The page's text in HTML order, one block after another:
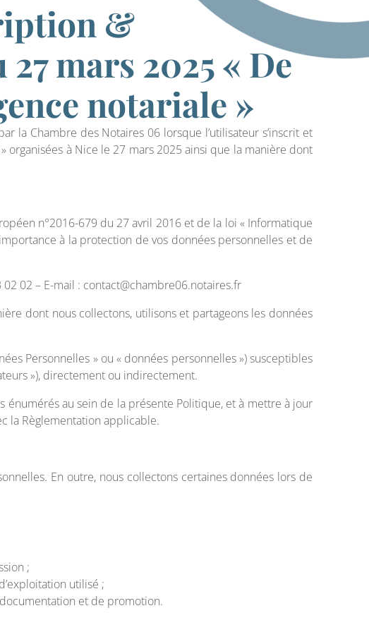
&
mars 2025 « De
notariale »
Chambre des Notaires 06 lorsque l’utilisateur s’inscrit et
organisées à Nice le 27 mars 2025 ainsi que la manière dont
n°2016-679 du 27 avril 2016 et de la loi « Informatique
à la protection de vos données personnelles et de
02 – E-mail : contact@chambre06.notaires.fr
dont nous collectons, utilisons et partageons les données
Personnelles » ou « données personnelles ») susceptibles
»), directement ou indirectement.
énumérés au sein de la présente Politique, et à mettre à jour
la Règlementation applicable.
En outre, nous collectons certaines données lors de
;
utilisé ;
et de promotion.